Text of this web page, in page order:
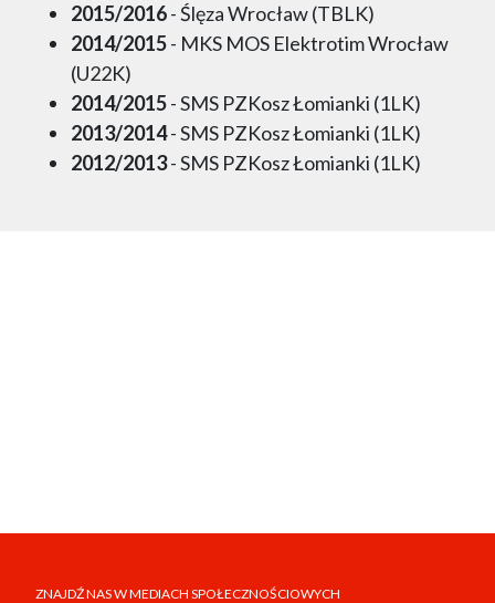
2015/2016- Ślęza Wrocław (TBLK)
2014/2015- MKS MOS Elektrotim Wrocław
(U22K)
2014/2015- SMS PZKosz Łomianki (1LK)
2013/2014- SMS PZKosz Łomianki (1LK)
2012/2013- SMS PZKosz Łomianki (1LK)
ZNAJDŹ NAS W MEDIACH SPOŁECZNOŚCIOWYCH